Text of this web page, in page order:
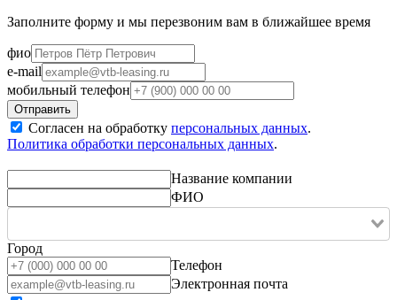
Заполните форму и мы перезвоним вам в ближайшее время
фио
e-mail
мобильный телефон
Согласен на обработку персональных данных.
Политика обработки персональных данных.
Название компании
ФИО
Город
Телефон
Электронная почта